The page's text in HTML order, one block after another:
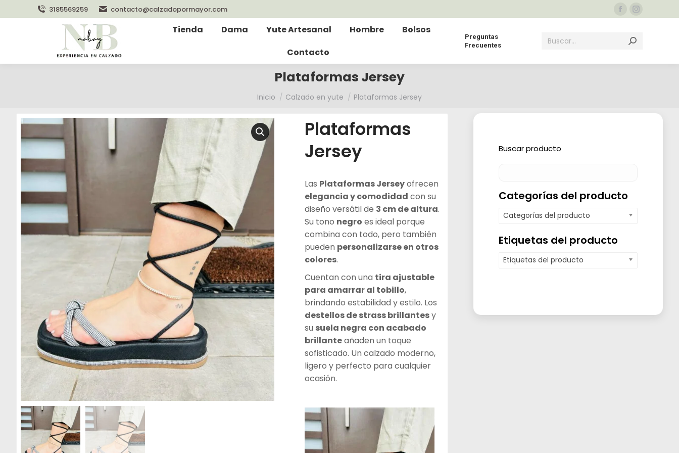
3185569259 contacto@calzadopormayor.com
Facebook
opens
new
Instagram
opens
new
Tienda Dama Yute Artesanal Hombre
Bolsos
Contacto
Preguntas
Frecuentes
Buscar:
Plataformas Jersey
Estás aquí:
Inicio Calzado en yute Plataformas Jersey
Plataformas
Jersey
Las Plataformas Jerseyofrecen
elegancia y comodidad con su
diseño versátil de 3 cm de altura.
Su tono negro es ideal porque
combina con todo, pero también
pueden personalizarse en otros
colores.
Cuentan con una tira ajustable
para amarrar al tobillo,
brindando estabilidad y estilo. Los
destellos de strass brillantesy
su suela negra con acabado
brillanteañaden un toque
sofisticado. Un calzado moderno,
ligero y perfecto para cualquier
ocasión.
Buscar producto
Categorías del producto
Categorías del producto
Etiquetas del producto
Etiquetas del producto